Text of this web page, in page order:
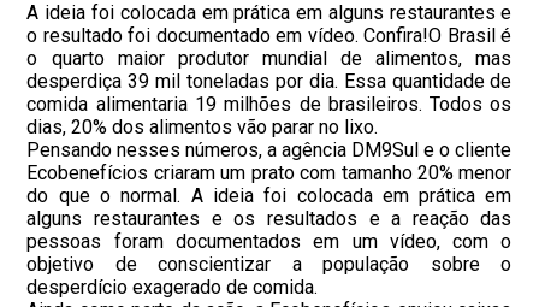
A ideia foi colocada em prática em alguns restaurantes e
o resultado foi documentado em vídeo. Confira!O Brasil é
o quarto maior produtor mundial de alimentos, mas
desperdiça 39 mil toneladas por dia. Essa quantidade de
comida alimentaria 19 milhões de brasileiros. Todos os
dias, 20% dos alimentos vão parar no lixo.
Pensando nesses números, a agência DM9Sul e o cliente
Ecobenefícios criaram um prato com tamanho 20% menor
do que o normal. A ideia foi colocada em prática em
alguns restaurantes e os resultados e a reação das
pessoas foram documentados em um vídeo, com o
objetivo de conscientizar a população sobre o
desperdício exagerado de comida.